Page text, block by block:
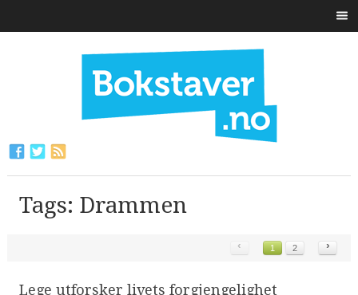
Tags: Drammen
‹ 1 2 ›
Lege utforsker livets forgjengelighet